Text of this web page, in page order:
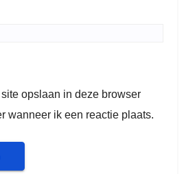
opslaan in deze browser
wanneer ik een reactie plaats.